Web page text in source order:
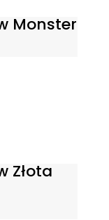
Monster
Złota